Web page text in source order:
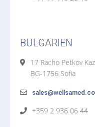
BULGARIEN
17 Racho Petkov
BG-1756 Sofia
+359 2 936 06 44